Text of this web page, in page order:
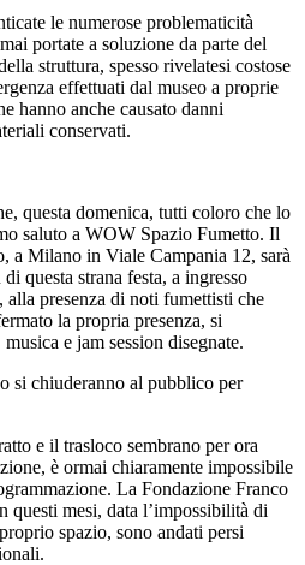
le numerose problematicità
portate a soluzione da parte del
struttura, spesso rivelatesi costose
effettuati dal museo a proprie
hanno anche causato danni
conservati.
questa domenica, tutti coloro che lo
saluto a WOW Spazio Fumetto. Il
a Milano in Viale Campania 12, sarà
questa strana festa, a ingresso
presenza di noti fumettisti che
la propria presenza, si
e jam session disegnate.
si chiuderanno al pubblico per
e il trasloco sembrano per ora
è ormai chiaramente impossibile
La Fondazione Franco
questi mesi, data l’impossibilità di
spazio, sono andati persi